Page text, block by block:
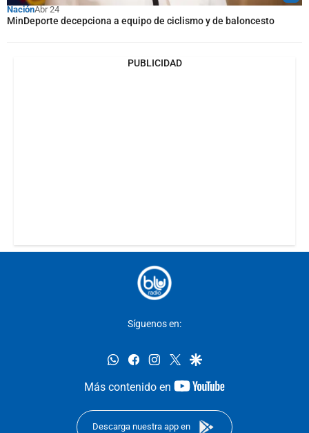
NaciónAbr 24
MinDeporte decepciona a equipo de ciclismo y de baloncesto
PUBLICIDAD
Síguenos en:
whatsappfacebookinstagram
twittergoogle
Más contenido en
youtube-
Descarga nuestra app en